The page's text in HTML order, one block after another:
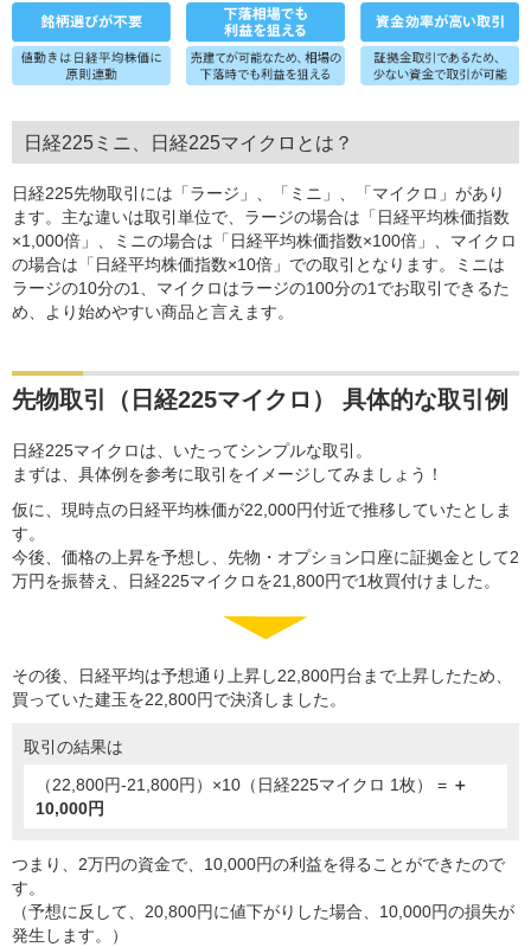
日経225ミニ、日経225マイクロとは？
日経225先物取引には「ラージ」、「ミニ」、「マイクロ」があり
ます。主な違いは取引単位で、ラージの場合は「日経平均株価指数
×1,000倍」、ミニの場合は「日経平均株価指数×100倍」、マイクロ
の場合は「日経平均株価指数×10倍」での取引となります。ミニは
ラージの10分の1、マイクロはラージの100分の1でお取引できるた
め、より始めやすい商品と言えます。
先物取引（日経225マイクロ） 具体的な取引例
日経225マイクロは、いたってシンプルな取引。
まずは、具体例を参考に取引をイメージしてみましょう！
仮に、現時点の日経平均株価が22,000円付近で推移していたとしま
す。
今後、価格の上昇を予想し、先物・オプション口座に証拠金として2
万円を振替え、日経225マイクロを21,800円で1枚買付けました。
その後、日経平均は予想通り上昇し22,800円台まで上昇したため、
買っていた建玉を22,800円で決済しました。
取引の結果は
（22,800円-21,800円）×10（日経225マイクロ 1枚） = ＋
10,000円
つまり、2万円の資金で、10,000円の利益を得ることができたので
す。
（予想に反して、20,800円に値下がりした場合、10,000円の損失が
発生します。）